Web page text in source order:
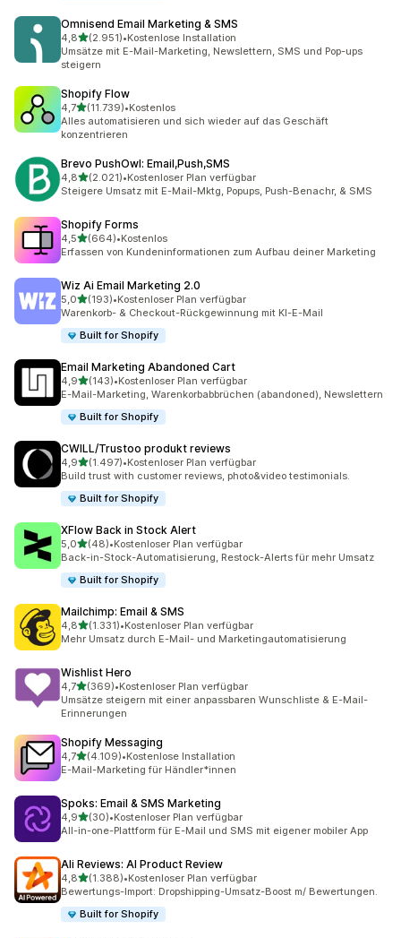
Omnisend Email Marketing & SMS
4,8von 5 Sternen
(2.951)
2951 Rezensionen insgesamt
•Kostenlose Installation
Umsätze mit E-Mail-Marketing, Newslettern, SMS und Pop-ups
steigern
Shopify Flow
4,7von 5 Sternen
(11.739)
11739 Rezensionen insgesamt
•Kostenlos
Alles automatisieren und sich wieder auf das Geschäft
konzentrieren
Brevo PushOwl: Email,Push,SMS
4,8von 5 Sternen
(2.021)
2021 Rezensionen insgesamt
•Kostenloser Plan verfügbar
Steigere Umsatz mit E-Mail-Mktg, Popups, Push-Benachr, & SMS
Shopify Forms
4,5von 5 Sternen
(664)
664 Rezensionen insgesamt
•Kostenlos
Erfassen von Kundeninformationen zum Aufbau deiner Marketing
Wiz Ai Email Marketing 2.0
5,0von 5 Sternen
(193)
193 Rezensionen insgesamt
•Kostenloser Plan verfügbar
Warenkorb- & Checkout-Rückgewinnung mit KI-E-Mail
Built for Shopify
Email Marketing Abandoned Cart
4,9von 5 Sternen
(143)
143 Rezensionen insgesamt
•Kostenloser Plan verfügbar
E-Mail-Marketing, Warenkorbabbrüchen (abandoned), Newslettern
Built for Shopify
CWILL/Trustoo produkt reviews
4,9von 5 Sternen
(1.497)
1497 Rezensionen insgesamt
•Kostenloser Plan verfügbar
Build trust with customer reviews, photo&video testimonials.
Built for Shopify
XFlow Back in Stock Alert
5,0von 5 Sternen
(48)
48 Rezensionen insgesamt
•Kostenloser Plan verfügbar
Back-in-Stock-Automatisierung, Restock-Alerts für mehr Umsatz
Built for Shopify
Mailchimp: Email & SMS
4,8von 5 Sternen
(1.331)
1331 Rezensionen insgesamt
•Kostenloser Plan verfügbar
Mehr Umsatz durch E-Mail- und Marketingautomatisierung
Wishlist Hero
4,7von 5 Sternen
(369)
369 Rezensionen insgesamt
•Kostenloser Plan verfügbar
Umsätze steigern mit einer anpassbaren Wunschliste & E-Mail-
Erinnerungen
Shopify Messaging
4,7von 5 Sternen
(4.109)
4109 Rezensionen insgesamt
•Kostenlose Installation
E-Mail-Marketing für Händler*innen
Spoks: Email & SMS Marketing
4,9von 5 Sternen
(30)
30 Rezensionen insgesamt
•Kostenloser Plan verfügbar
All-in-one-Plattform für E-Mail und SMS mit eigener mobiler App
Ali Reviews: AI Product Review
4,8von 5 Sternen
(1.388)
1388 Rezensionen insgesamt
•Kostenloser Plan verfügbar
Bewertungs-Import: Dropshipping-Umsatz-Boost m/ Bewertungen.
Built for Shopify